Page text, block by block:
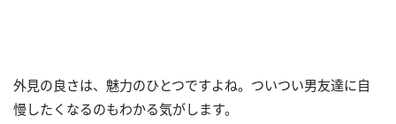
外見の良さは、魅力のひとつですよね。ついつい男友達に自
慢したくなるのもわかる気がします。